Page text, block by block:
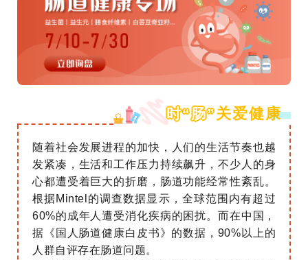
时“肠”关爱健康
随着社会发展进程的加快，人们的生活节奏也越
发紧凑，生活和工作压力持续飙升，不少人的身
心都遭受着巨大的折磨，肠道功能经常性紊乱。
根据Mintel的调查数据显示，全球范围内有超过
60%的成年人遭受消化疾病的困扰。而在中国，
据《国人肠道健康白皮书》的数据，90%以上的
人群自评存在肠道问题。